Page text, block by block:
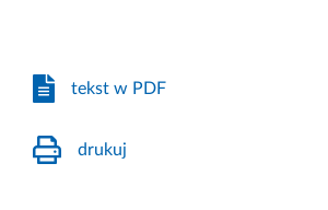
tekst w PDF
drukuj